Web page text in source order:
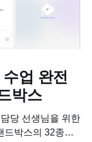
업 완전
박스
당 선생님을 위한
드박스의 32종